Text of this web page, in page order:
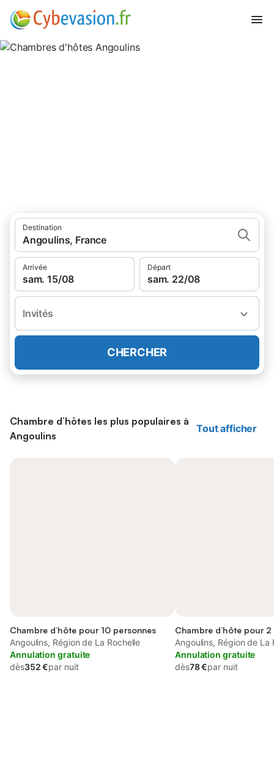
Destination
Angoulins, France
Arrivée
sam. 15/08
Départ
sam. 22/08
Invités
CHERCHER
Chambre d’hôtes les plus populaires à
Angoulins
Tout afficher
Chambre d’hôte pour 10 personnes
Angoulins, Région de La Rochelle
Annulation gratuite
dès352 €par nuit
Chambre d’hôte pour
Angoulins, Région de La
Annulation gratuite
dès78 €par nuit